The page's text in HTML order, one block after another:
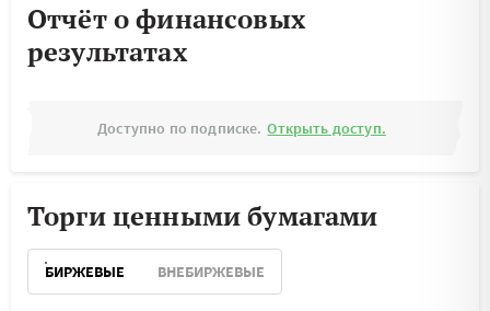
Отчёт о финансовых
результатах
Доступно по подписке. Открыть доступ.
Торги ценными бумагами
БИРЖЕВЫЕ ВНЕБИРЖЕВЫЕ